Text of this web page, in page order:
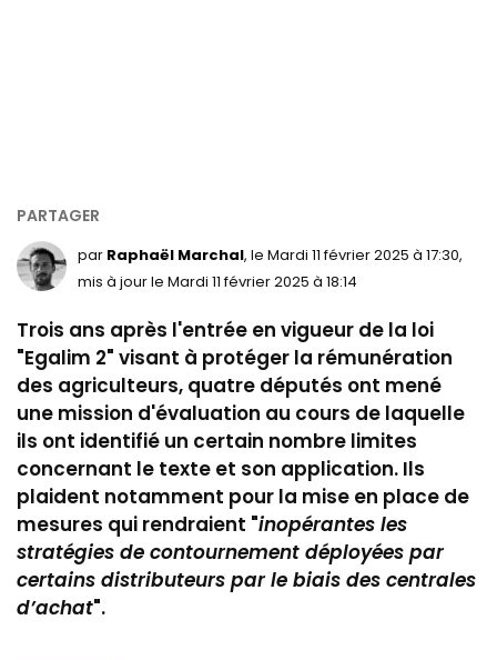
par Raphaël Marchal, le Mardi 11 février 2025 à 17:30,
mis à jour le Mardi 11 février 2025 à 18:14
Trois ans après l'entrée en vigueur de la loi
"Egalim 2" visant à protéger la rémunération
des agriculteurs, quatre députés ont mené
une mission d'évaluation au cours de laquelle
ils ont identifié un certain nombre limites
concernant le texte et son application. Ils
plaident notamment pour la mise en place de
mesures qui rendraient "inopérantes les
stratégies de contournement déployées par
certains distributeurs par le biais des centrales
d’achat".